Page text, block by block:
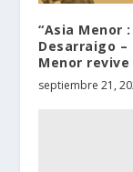
“Asia Menor
Desarraigo –
Menor
septiembre 21,